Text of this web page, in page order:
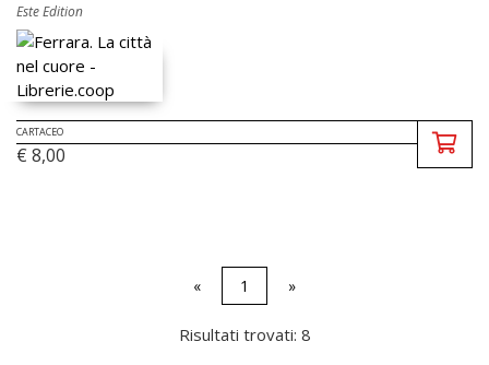
Este Edition
CARTACEO
€ 8,00
« 1 »
Risultati trovati: 8